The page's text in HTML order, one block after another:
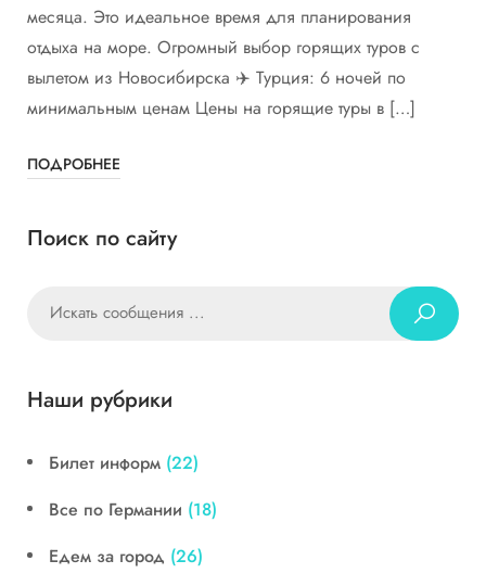
месяца. Это идеальное время для планирования
отдыха на море. Огромный выбор горящих туров с
вылетом из Новосибирска ✈️ Турция: 6 ночей по
минимальным ценам Цены на горящие туры в […]
ПОДРОБНЕЕ
Поиск по сайту
Наши рубрики
Билет информ (22)
Все по Германии (18)
Едем за город (26)